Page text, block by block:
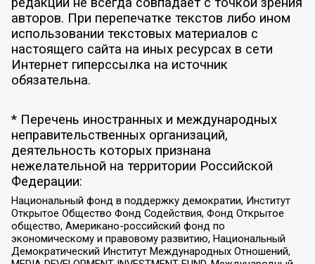
авторов. При перепечатке текстов либо ином
использовании текстовых материалов с
настоящего сайта на иных ресурсах в сети
Интернет гиперссылка на источник
обязательна.
* Перечень иностранных и международных
неправительственных организаций,
деятельность которых признана
нежелательной на территории Российской
Федерации:
Национальный фонд в поддержку демократии, Институт
Открытое Общество Фонд Содействия, Фонд Открытое
общество, Американо-российский фонд по
экономическому и правовому развитию, Национальный
Демократический Институт Международных Отношений,